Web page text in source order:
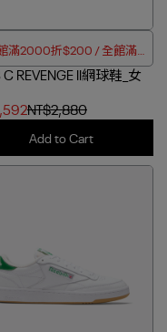
滿2000折$200 / 全館滿
4000折$350
C REVENGE II網球鞋_女
NT$2,880
Add to Cart